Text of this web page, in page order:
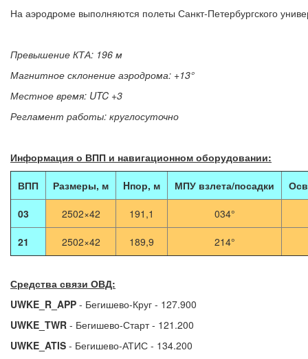
На аэродроме выполняются полеты Санкт-Петербургского
Превышение КТА: 196 м
Магнитное склонение аэродрома: +13°
Местное время: UTC +3
Регламент работы: круглосуточно
Информация о ВПП и навигационном оборудовании:
ВПП Размеры, м Hпор, м МПУ взлета/посадки
03 2502×42 191,1 034°
21 2502×42 189,9 214°
Средства связи ОВД:
UWKE_R_APP - Бегишево-Круг - 127.900
UWKE_TWR - Бегишево-Старт - 121.200
UWKE_ATIS - Бегишево-АТИС - 134.200